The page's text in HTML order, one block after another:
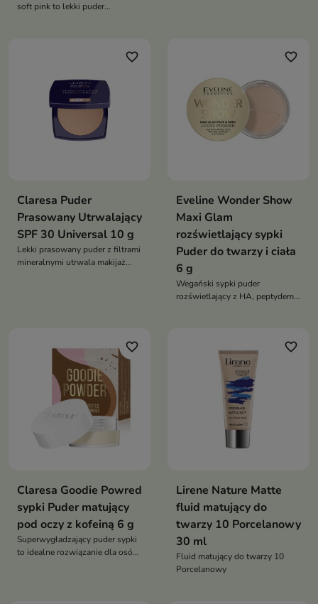
soft pink to lekki puder
„blur”. Subtelnie rozjaśnia cerę i
cały dzień
favorite_border
Claresa Puder
Prasowany Utrwalający
SPF 30 Universal 10 g
Lekki prasowany puder z filtrami
mineralnymi utrwala makijaż
favorite_border
Eveline Wonder Show
Maxi Glam
rozświetlający sypki
Puder do twarzy i ciała
6 g
Wegański sypki puder
rozświetlający z HA, peptydem
favorite_border
Claresa Goodie Powred
sypki Puder matujący
pod oczy z kofeiną 6 g
Superwygładzający puder sypki
to idealne rozwiązanie dla osób
favorite_border
Lirene Nature Matte
fluid matujący do
twarzy 10 Porcelanowy
30 ml
Fluid matujący do twarzy 10
Porcelanowy